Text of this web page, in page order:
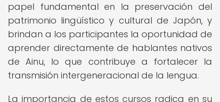
papel fundamental en la preservación del
patrimonio lingüístico y cultural de Japón, y
brindan a los participantes la oportunidad de
aprender directamente de hablantes nativos
de Ainu, lo que contribuye a fortalecer la
transmisión intergeneracional de la lengua.
La importancia de estos cursos radica en su